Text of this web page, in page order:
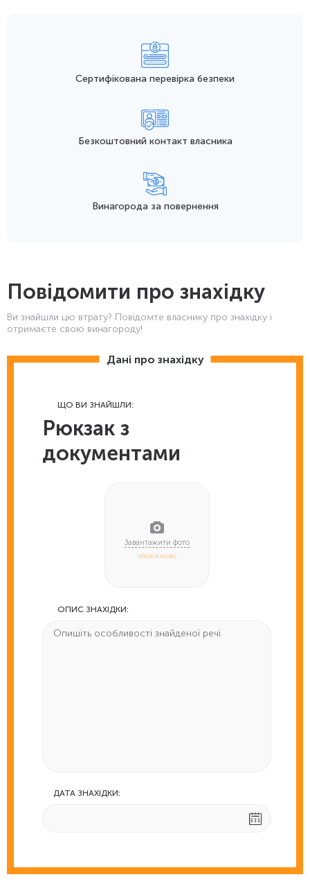
Сертифікована перевірка безпеки
Безкоштовний контакт власника
Винагорода за повернення
Повідомити про знахідку
Ви знайшли цю втрату? Повідомте власнику про знахідку і
отримаєте свою винагороду!
Дані про знахідку
ЩО ВИ ЗНАЙШЛИ:
Рюкзак з
документами
обов'язково
ОПИС ЗНАХІДКИ:
ДАТА ЗНАХІДКИ: